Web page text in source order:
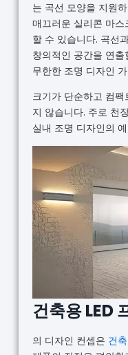
는 곡선 모양을 지원
매끄러운 실리콘 마
할 수 있습니다. 곡선
창의적인 공간을 연
무한한 조명 디자인
크기가 단순하고 컴
지 않습니다. 주로 천
실내 조명 디자인의
건축용 LED
의 디자인 컨셉은 건